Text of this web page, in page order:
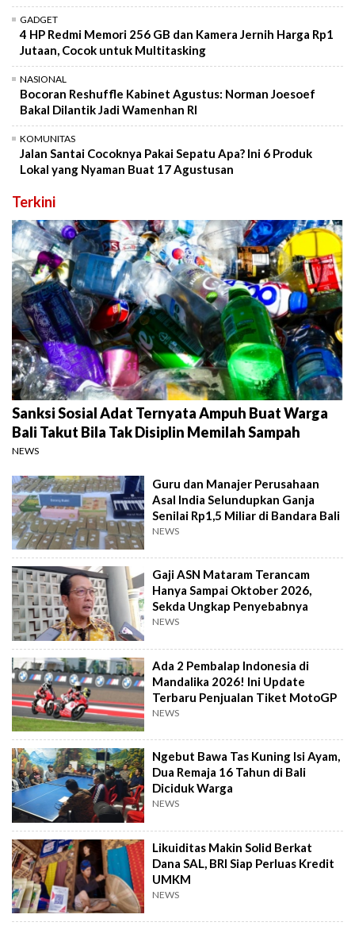
GADGET
4 HP Redmi Memori 256 GB dan Kamera Jernih Harga Rp1
Jutaan, Cocok untuk Multitasking
NASIONAL
Bocoran Reshuffle Kabinet Agustus: Norman Joesoef
Bakal Dilantik Jadi Wamenhan RI
KOMUNITAS
Jalan Santai Cocoknya Pakai Sepatu Apa? Ini 6 Produk
Lokal yang Nyaman Buat 17 Agustusan
Terkini
Sanksi Sosial Adat Ternyata Ampuh Buat Warga
Bali Takut Bila Tak Disiplin Memilah Sampah
NEWS
Guru dan Manajer Perusahaan
Asal India Selundupkan Ganja
Senilai Rp1,5 Miliar di Bandara Bali
NEWS
Gaji ASN Mataram Terancam
Hanya Sampai Oktober 2026,
Sekda Ungkap Penyebabnya
NEWS
Ada 2 Pembalap Indonesia di
Mandalika 2026! Ini Update
Terbaru Penjualan Tiket MotoGP
NEWS
Ngebut Bawa Tas Kuning Isi Ayam,
Dua Remaja 16 Tahun di Bali
Diciduk Warga
NEWS
Likuiditas Makin Solid Berkat
Dana SAL, BRI Siap Perluas Kredit
UMKM
NEWS